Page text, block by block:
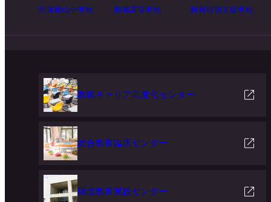
附属桃山中学校
附属高等学校 附属特別支援学校
教職キャリア高度化センター
総合教育臨床センター
環境教育実践センター